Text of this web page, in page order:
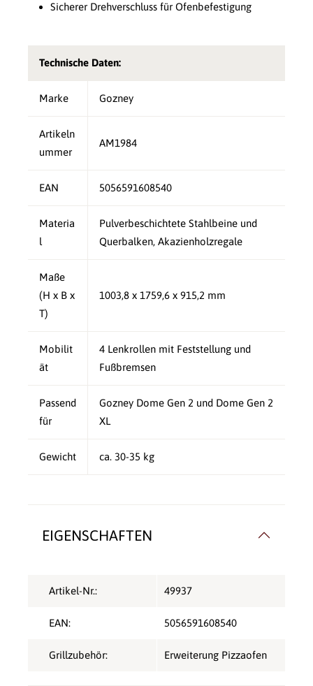
Sicherer Drehverschluss für Ofenbefestigung
Technische Daten:
Marke Gozney
Artikeln
ummer
AM1984
EAN 5056591608540
Materia
l
Pulverbeschichtete Stahlbeine und
Querbalken, Akazienholzregale
Maße
(H x B x
T)
1003,8 x 1759,6 x 915,2 mm
Mobilit
ät
4 Lenkrollen mit Feststellung und
Fußbremsen
Passend
für
Gozney Dome Gen 2 und Dome Gen 2
XL
Gewicht ca. 30-35 kg
EIGENSCHAFTEN
Artikel-Nr.: 49937
EAN: 5056591608540
Grillzubehör: Erweiterung Pizzaofen